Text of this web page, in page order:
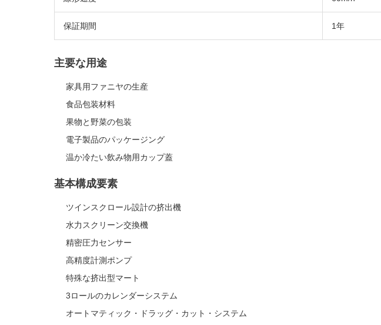
保証期間 1年
主要な用途
家具用ファニヤの生産
食品包装材料
果物と野菜の包装
電子製品のパッケージング
温か冷たい飲み物用カップ蓋
基本構成要素
ツインスクロール設計の挤出機
水力スクリーン交換機
精密圧力センサー
高精度計測ポンプ
特殊な挤出型マート
3ロールのカレンダーシステム
オートマティック・ドラッグ・カット・システム